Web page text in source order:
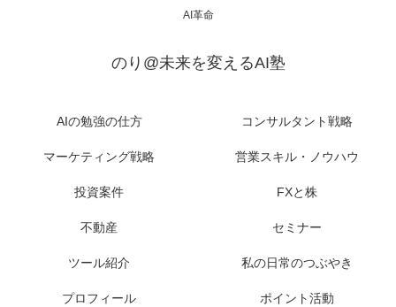
AI革命
のり@未来を変えるAI塾
AIの勉強の仕方 コンサルタント戦略
マーケティング戦略 営業スキル・ノウハウ
投資案件 FXと株
不動産 セミナー
ツール紹介 私の日常のつぶやき
プロフィール ポイント活動